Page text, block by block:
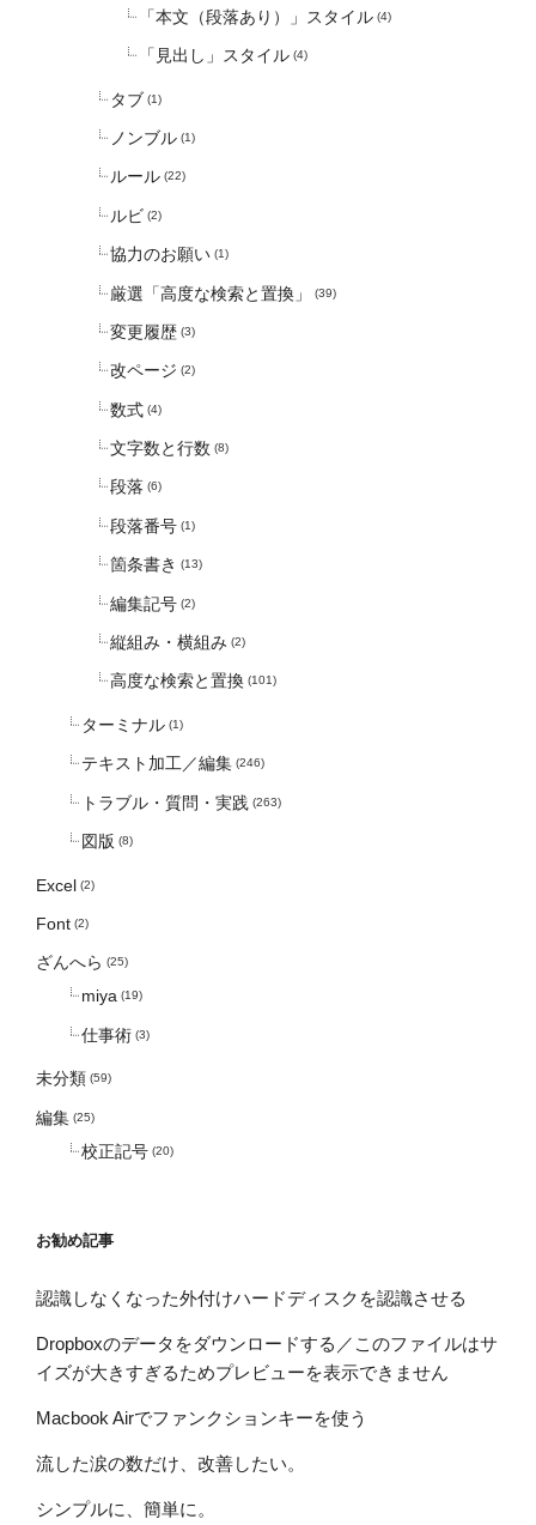
「本文（段落あり）」スタイル (4)
「見出し」スタイル (4)
タブ (1)
ノンブル (1)
ルール (22)
ルビ (2)
協力のお願い (1)
厳選「高度な検索と置換」 (39)
変更履歴 (3)
改ページ (2)
数式 (4)
文字数と行数 (8)
段落 (6)
段落番号 (1)
箇条書き (13)
編集記号 (2)
縦組み・横組み (2)
高度な検索と置換 (101)
ターミナル (1)
テキスト加工／編集 (246)
トラブル・質問・実践 (263)
図版 (8)
Excel (2)
Font (2)
ざんへら (25)
miya (19)
仕事術 (3)
未分類 (59)
編集 (25)
校正記号 (20)
お勧め記事
認識しなくなった外付けハードディスクを認識させる
Dropboxのデータをダウンロードする／このファイルはサ
イズが大きすぎるためプレビューを表示できません
Macbook Airでファンクションキーを使う
流した涙の数だけ、改善したい。
シンプルに、簡単に。